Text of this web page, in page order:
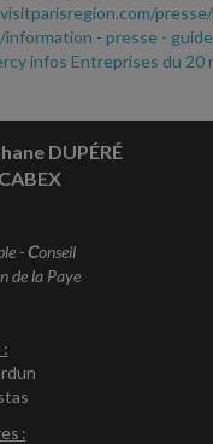
information - presse - guide
infos Entreprises du 20
DUPÉRÉ
-Conseil
de la Paye
: